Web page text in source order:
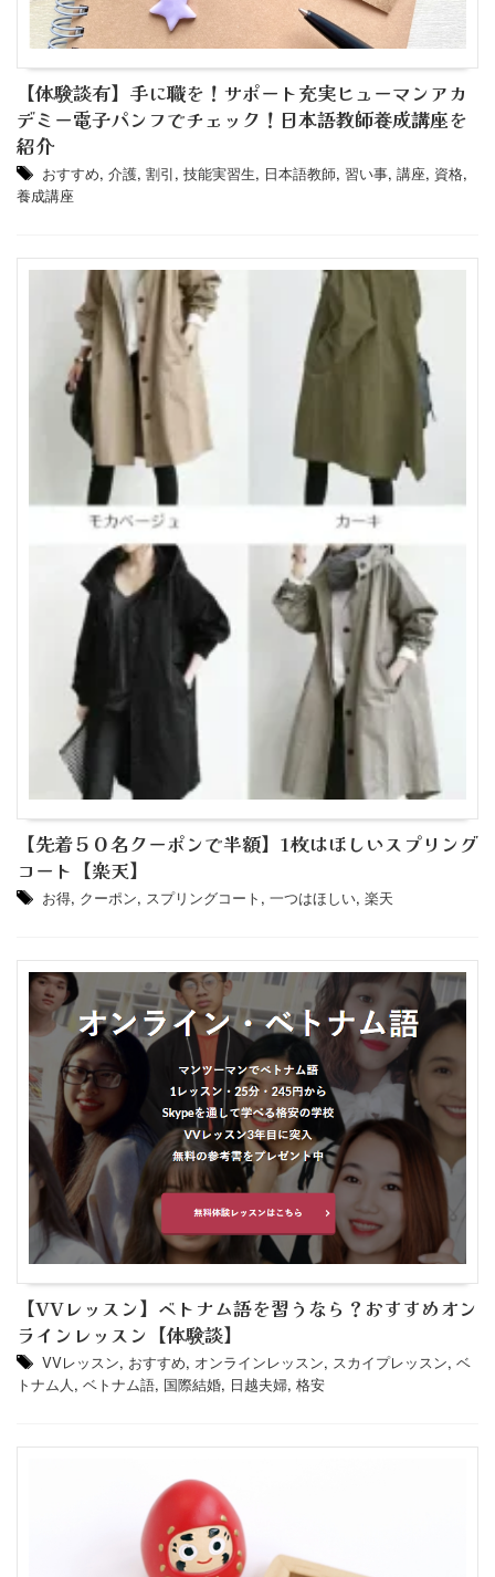
【体験談有】手に職を！サポート充実ヒューマンアカ
デミー電子パンフでチェック！日本語教師養成講座を
紹介
おすすめ, 介護, 割引, 技能実習生, 日本語教師, 習い事, 講座, 資格,
養成講座
【先着５０名クーポンで半額】1枚はほしいスプリング
コート【楽天】
お得, クーポン, スプリングコート , 一つはほしい, 楽天
【VVレッスン】ベトナム語を習うなら？おすすめオン
ラインレッスン【体験談】
VVレッスン, おすすめ, オンラインレッスン, スカイプレッスン, ベ
トナム人, ベトナム語, 国際結婚, 日越夫婦, 格安